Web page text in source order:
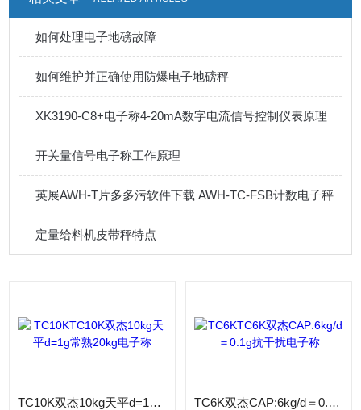
如何处理电子地磅故障
如何维护并正确使用防爆电子地磅秤
XK3190-C8+电子称4-20mA数字电流信号控制仪表原理
开关量信号电子称工作原理
英展AWH-T片多多污软件下载 AWH-TC-FSB计数电子秤
定量给料机皮带秤特点
TC10K双杰10kg天平d=1g常熟20kg电子称 TC6K双杰CAP:6kg/d＝0.1g抗干扰电子称